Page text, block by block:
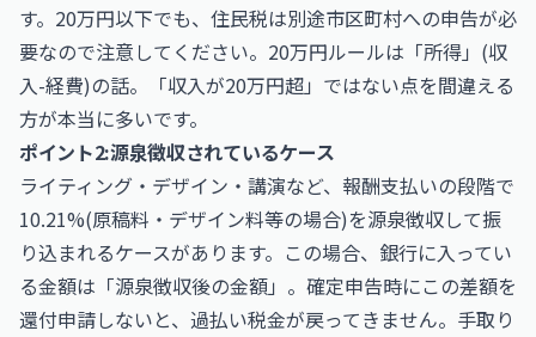
す。20万円以下でも、住民税は別途市区町村への申告が必
要なので注意してください。20万円ルールは「所得」(収
入-経費)の話。「収入が20万円超」ではない点を間違える
方が本当に多いです。
ポイント2:源泉徴収されているケース
ライティング・デザイン・講演など、報酬支払いの段階で
10.21%(原稿料・デザイン料等の場合)を源泉徴収して振
り込まれるケースがあります。この場合、銀行に入ってい
る金額は「源泉徴収後の金額」。確定申告時にこの差額を
還付申請しないと、過払い税金が戻ってきません。手取り